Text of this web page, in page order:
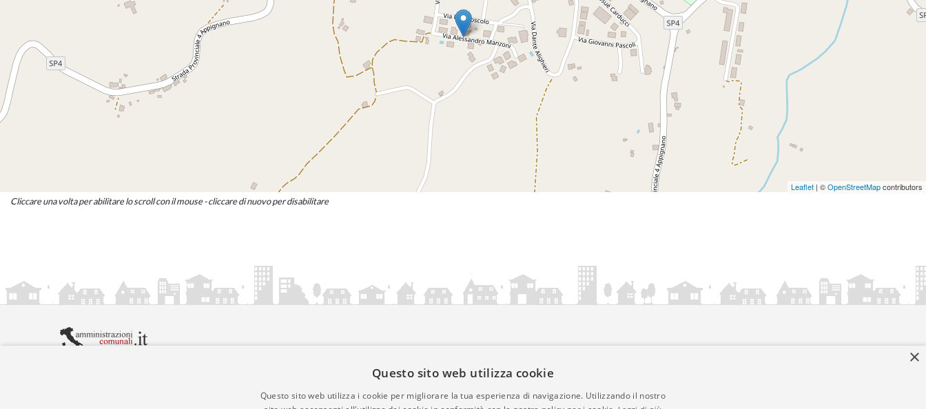
Leaflet | ©OpenStreetMapcontributors
Cliccare una volta per abilitare lo scroll con il mouse - cliccare di nuovo per disabilitare
Informativa Privacy|Informativa Cookies • Time 0.0117
×
Questo sito web utilizza cookie
Questo sito web utilizza i cookie per migliorare la tua esperienza di navigazione. Utilizzando il nostro